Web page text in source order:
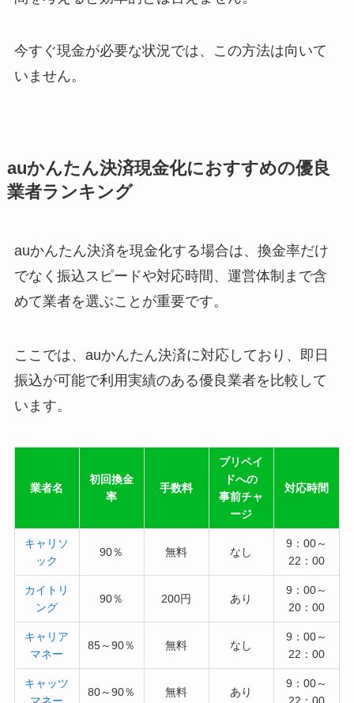
今すぐ現金が必要な状況では、この方法は向いて
いません。
auかんたん決済現金化におすすめの優良
業者ランキング
auかんたん決済を現金化する場合は、換金率だけ
でなく振込スピードや対応時間、運営体制まで含
めて業者を選ぶことが重要です。
ここでは、auかんたん決済に対応しており、即日
振込が可能で利用実績のある優良業者を比較して
います。
業者名
初回換金
率
手数料
プリペイ
ドへの
事前チャ
ージ
対応時間
キャリソ
ック
90％ 無料 なし
9：00～
22：00
カイトリ
ング
90％ 200円 あり
9：00～
20：00
キャリア
マネー
85～90％ 無料 なし
9：00～
22：00
キャッツ
80～90％ 無料 あり
9：00～